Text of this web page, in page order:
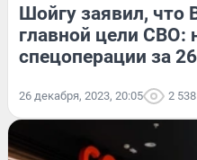
Шойгу заявил, что
главной цели СВО:
спецоперации за
26 декабря, 2023, 20:05 2 538